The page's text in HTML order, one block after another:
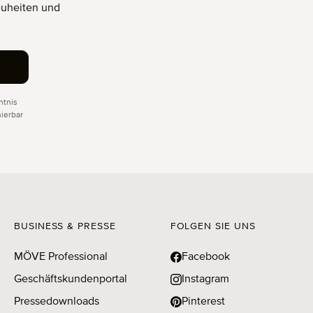
und
BUSINESS & PRESSE
MÖVE Professional
Geschäftskundenportal
Pressedownloads
FOLGEN SIE UNS
Facebook
Instagram
Pinterest